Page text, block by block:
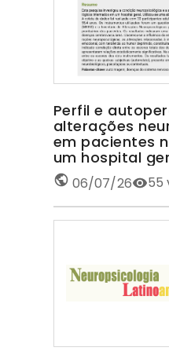
Perfil e
alterações
em pacientes
um hospital
06/07/26 55